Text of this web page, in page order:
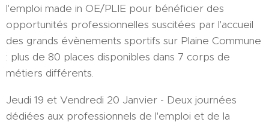
l'emploi made in OE/PLIE pour bénéficier des
opportunités professionnelles suscitées par l'accueil
des grands évènements sportifs sur Plaine Commune
: plus de 80 places disponibles dans 7 corps de
métiers différents.
Jeudi 19 et Vendredi 20 Janvier - Deux journées
dédiées aux professionnels de l'emploi et de la